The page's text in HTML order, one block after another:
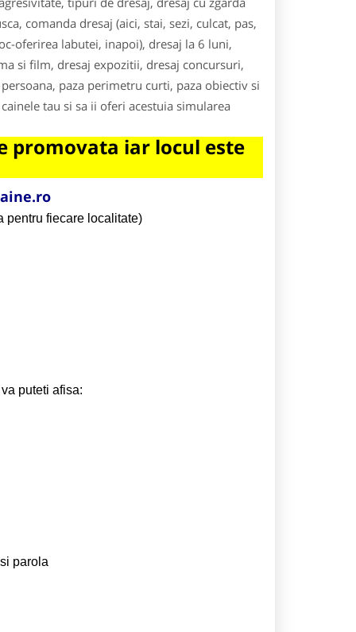
comanda dresaj (aici, stai, sezi, culcat, pas,
oferirea labutei, inapoi), dresaj la 6 luni,
si film, dresaj expozitii, dresaj concursuri,
paza perimetru curti, paza obiectiv si
tau si sa ii oferi acestuia simularea
promovata iar locul este
pentru fiecare localitate)
puteti afisa:
parola